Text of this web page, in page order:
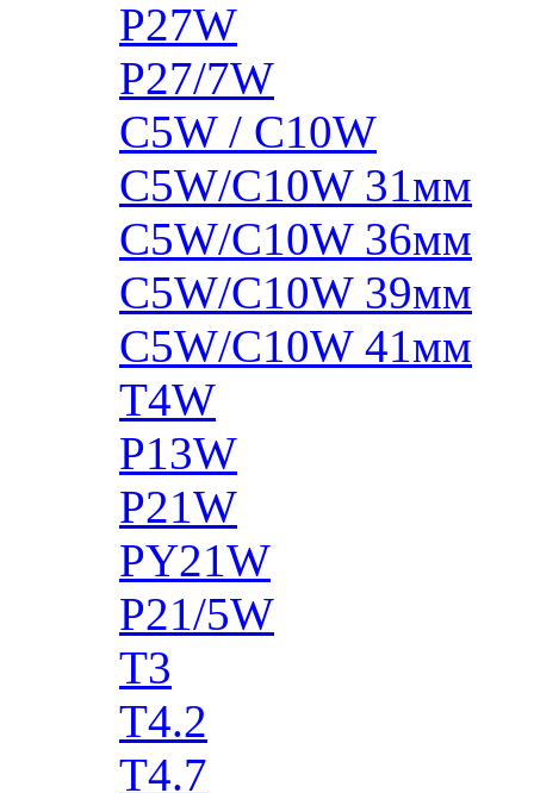
P27W
P27/7W
C5W / C10W
C5W/C10W 31мм
C5W/C10W 36мм
C5W/C10W 39мм
C5W/C10W 41мм
T4W
P13W
P21W
PY21W
P21/5W
T3
T4.2
T4.7